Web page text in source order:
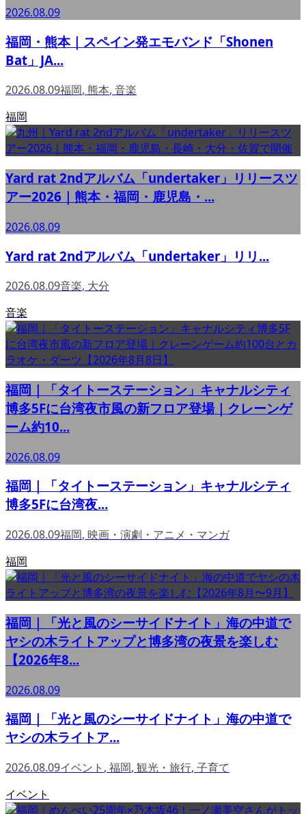
2026.08.09
福岡・熊本｜スペイン発エモバンド「Shonen
Bat」JA...
2026.08.09福岡, 熊本, 音楽
福岡
Yard rat 2ndアルバム「undertaker」リリースツ
アー2026｜熊本・福岡・鹿児島・...
2026.08.09
Yard rat 2ndアルバム「undertaker」リリ...
2026.08.09音楽, 大分
音楽
福岡｜「タイトーステーション」キャナルシティ
博多5Fに台湾夜市風の新フロア登場｜クレーンゲ
ーム約10...
2026.08.09
福岡｜「タイトーステーション」キャナルシティ
博多5Fに台湾夜...
2026.08.09福岡, 映画・演劇・アニメ・マンガ
福岡
福岡｜「光と風のシーサイドナイト」海の中道で
ヤシの木ライトアップと博多湾の夜景を楽しむ
【2026年8...
2026.08.09
福岡｜「光と風のシーサイドナイト」海の中道で
ヤシの木ライトア...
2026.08.09イベント , 福岡, 観光・旅行, 子育て
イベント